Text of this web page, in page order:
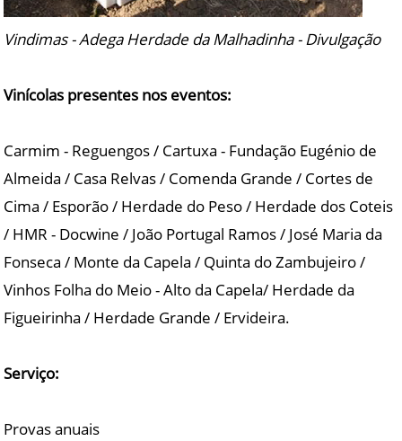
Vindimas - Adega Herdade da Malhadinha - Divulgação
Vinícolas presentes nos eventos:
Carmim - Reguengos / Cartuxa - Fundação Eugénio de
Almeida / Casa Relvas / Comenda Grande / Cortes de
Cima / Esporão / Herdade do Peso / Herdade dos Coteis
/ HMR - Docwine / João Portugal Ramos / José Maria da
Fonseca / Monte da Capela / Quinta do Zambujeiro /
Vinhos Folha do Meio - Alto da Capela/ Herdade da
Figueirinha / Herdade Grande / Ervideira.
Serviço:
Provas anuais